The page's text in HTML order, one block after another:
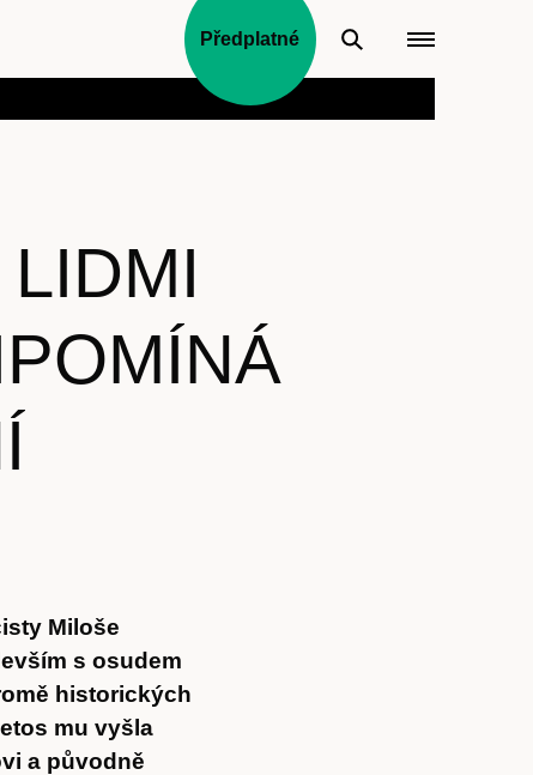
Předplatné
Miloše
s osudem
historických
mu vyšla
a původně